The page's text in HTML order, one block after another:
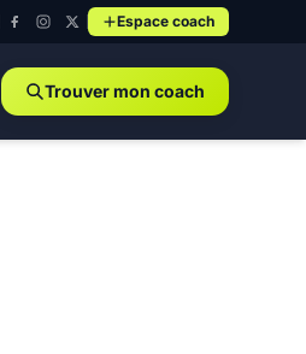
Espace coach
Trouver mon coach